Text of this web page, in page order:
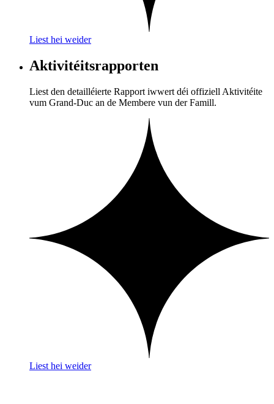
Liest hei weider
Aktivitéitsrapporten
Liest den detailléierte Rapport iwwert déi offiziell Aktivitéite
vum Grand-Duc an de Membere vun der Famill.
Liest hei weider